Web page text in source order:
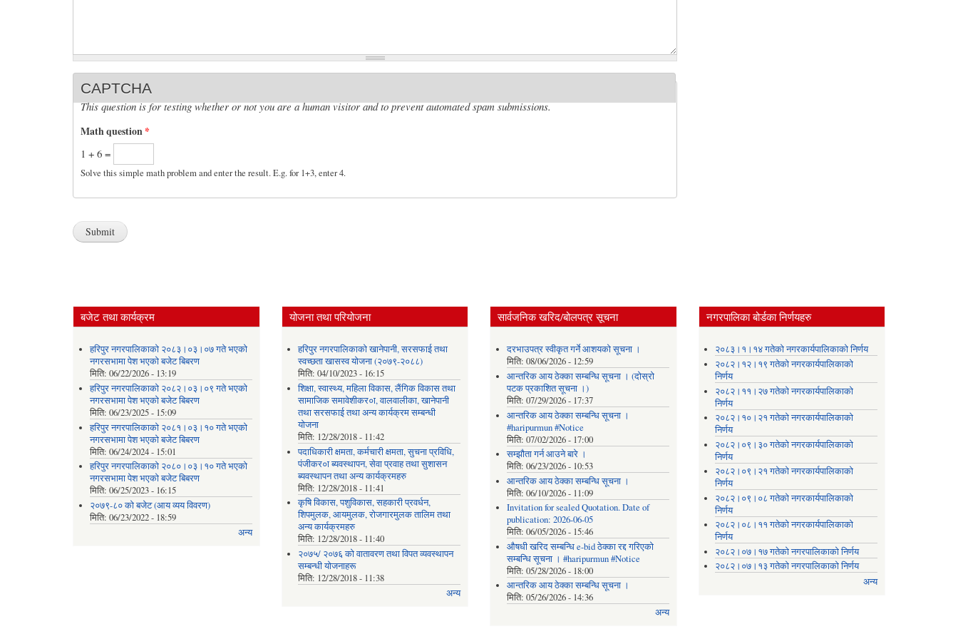
CAPTCHA
This question is for testing whether or not you are a human visitor and to prevent automated spam submissions.
Math question*
1 + 6 =
Solve this simple math problem and enter the result. E.g. for 1+3, enter 4.
बजेट तथा कार्यक्रम
हरिपुर नगरपालिकाको २०८३।०३।०७ गते भएको
नगरसभामा पेश भएको बजेट बिबरण
मिति: 06/22/2026 - 13:19
हरिपुर नगरपालिकाको २०८२।०३।०९ गते भएको
नगरसभामा पेश भएको बजेट बिबरण
मिति: 06/23/2025 - 15:09
हरिपुर नगरपालिकाको २०८१।०३।१० गते भएको
नगरसभामा पेश भएको बजेट बिबरण
मिति: 06/24/2024 - 15:01
हरिपुर नगरपालिकाको २०८०।०३।१० गते भएको
नगरसभामा पेश भएको बजेट बिबरण
मिति: 06/25/2023 - 16:15
२०७९-८० को बजेट (आय व्यय विवरण)
मिति: 06/23/2022 - 18:59
अन्य
योजना तथा परियोजना
हरिपुर नगरपालिकाको खानेपानी, सरसफाई तथा
स्वच्छता खासस्व योजना (२०७९-२०८८)
मिति:04/10/2023 - 16:15
शिक्षा, स्वास्थ्य, महिला विकास, लैंगिक विकास तथा
सामाजिक समावेशीकर०ा, वालवालीका, खानेपानी
तथा सरसफाई तथा अन्य कार्यक्रम सम्बन्धी
योजना
मिति: 12/28/2018 - 11:42
पदाधिकारी क्षमता, कर्मचारी क्षमता, सुचना प्रविधि,
पंजीकर०ा ब्यवस्थापन, सेवा प्रवाह तथा सुशासन
ब्यवस्थापन तथा अन्य कार्यक्रमहरु
मिति: 12/28/2018 - 11:41
कृषि विकास, पशुविकास, सहकारी प्रवर्धन,
शिपमुलक, आयमुलक, रोजगारमुलक तालिम तथा
अन्य कार्यक्रमहरु
मिति: 12/28/2018 - 11:40
२०७५/ २०७६ को वातावरण तथा विपत व्यवस्थापन
सम्बन्धी योजनाहरू
मिति: 12/28/2018 - 11:38
अन्य
सार्वजनिक खरिद/बोलपत्र सूचना
दरभाउपत्र स्वीकृत गर्ने आशयको सूचना ।
मिति: 08/06/2026 - 12:59
आन्तरिक आय ठेक्का सम्बन्धि सूचना । (दोस्रो
पटक प्रकाशित सूचना ।)
मिति: 07/29/2026 - 17:37
आन्तरिक आय ठेक्का सम्बन्धि सूचना ।
#haripurmun #Notice
मिति: 07/02/2026 - 17:00
सम्झौता गर्न आउने बारे ।
मिति: 06/23/2026 - 10:53
आन्तरिक आय ठेक्का सम्बन्धि सूचना ।
मिति: 06/10/2026 - 11:09
Invitation for sealed Quotation. Date of
publication: 2026-06-05
मिति: 06/05/2026 - 15:46
औषधी खरिद सम्बन्धि e-bid ठेक्का रद्द गरिएको
सम्बन्धि सूचना । #haripurmun #Notice
मिति: 05/28/2026 - 18:00
आन्तरिक आय ठेक्का सम्बन्धि सूचना ।
मिति: 05/26/2026 - 14:36
अन्य
नगरपालिका बोर्डका निर्णयहरु
२०८३।१।१४ गतेको नगरकार्यपालिकाको निर्णय
२०८२।१२।१९ गतेको नगरकार्यपालिकाको
निर्णय
२०८२।११।२७ गतेको नगरकार्यपालिकाको
निर्णय
२०८२।१०।२१ गतेको नगरकार्यपालिकाको
निर्णय
२०८२।०९।३० गतेको नगरकार्यपालिकाको
निर्णय
२०८२।०९।२१ गतेको नगरकार्यपालिकाको
निर्णय
२०८२।०९।०८ गतेको नगरकार्यपालिकाको
निर्णय
२०८२।०८।११ गतेको नगरकार्यपालिकाको
निर्णय
२०८२।०७।१७ गतेको नगरपालिकाको निर्णय
२०८२।०७।१३ गतेको नगरपालिकाको निर्णय
अन्य